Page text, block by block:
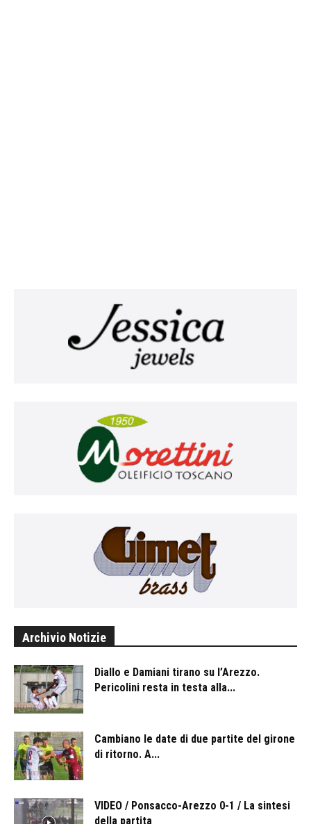
Archivio Notizie
Diallo e Damiani tirano su l’Arezzo.
Pericolini resta in testa alla...
Cambiano le date di due partite del girone
di ritorno. A...
VIDEO / Ponsacco-Arezzo 0-1 / La sintesi
della partita